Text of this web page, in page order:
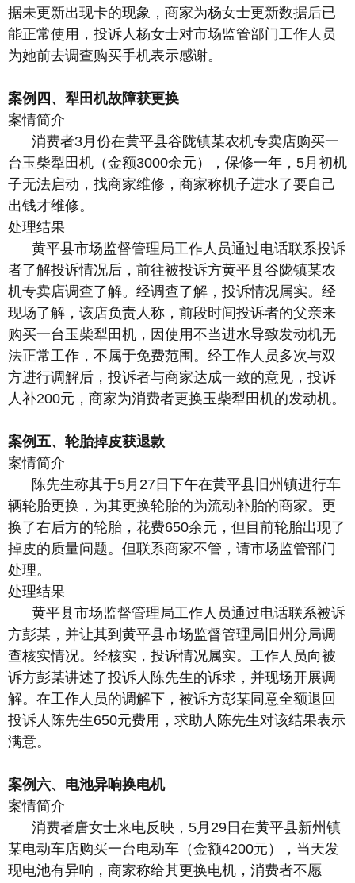
据未更新出现卡的现象，商家为杨女士更新数据后已
能正常使用，投诉人杨女士对市场监管部门工作人员
为她前去调查购买手机表示感谢。
案例四、犁田机故障获更换
案情简介
消费者3月份在黄平县谷陇镇某农机专卖店购买一
台玉柴犁田机（金额3000余元），保修一年，5月初机
子无法启动，找商家维修，商家称机子进水了要自己
出钱才维修。
处理结果
黄平县市场监督管理局工作人员通过电话联系投诉
者了解投诉情况后，前往被投诉方黄平县谷陇镇某农
机专卖店调查了解。经调查了解，投诉情况属实。经
现场了解，该店负责人称，前段时间投诉者的父亲来
购买一台玉柴犁田机，因使用不当进水导致发动机无
法正常工作，不属于免费范围。经工作人员多次与双
方进行调解后，投诉者与商家达成一致的意见，投诉
人补200元，商家为消费者更换玉柴犁田机的发动机。
案例五、轮胎掉皮获退款
案情简介
陈先生称其于5月27日下午在黄平县旧州镇进行车
辆轮胎更换，为其更换轮胎的为流动补胎的商家。更
换了右后方的轮胎，花费650余元，但目前轮胎出现了
掉皮的质量问题。但联系商家不管，请市场监管部门
处理。
处理结果
黄平县市场监督管理局工作人员通过电话联系被诉
方彭某，并让其到黄平县市场监督管理局旧州分局调
查核实情况。经核实，投诉情况属实。工作人员向被
诉方彭某讲述了投诉人陈先生的诉求，并现场开展调
解。在工作人员的调解下，被诉方彭某同意全额退回
投诉人陈先生650元费用，求助人陈先生对该结果表示
满意。
案例六、电池异响换电机
案情简介
消费者唐女士来电反映，5月29日在黄平县新州镇
某电动车店购买一台电动车（金额4200元），当天发
现电池有异响，商家称给其更换电机，消费者不愿